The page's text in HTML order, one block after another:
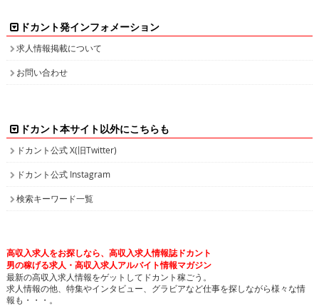
ドカント発インフォメーション
求人情報掲載について
お問い合わせ
ドカント本サイト以外にこちらも
ドカント公式 X(旧Twitter)
ドカント公式 Instagram
検索キーワード一覧
高収入求人をお探しなら、高収入求人情報誌ドカント
男の稼げる求人・高収入求人アルバイト情報マガジン
最新の高収入求人情報をゲットしてドカント稼ごう。
求人情報の他、特集やインタビュー、グラビアなど仕事を探しながら様々な情
報も・・・。